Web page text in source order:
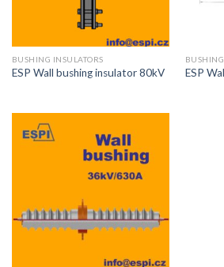
BUSHING INSULATORS
ESP Wall bushing insulator 80kV ESP